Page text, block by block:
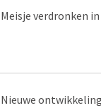
Meisje verdronken
Nieuwe